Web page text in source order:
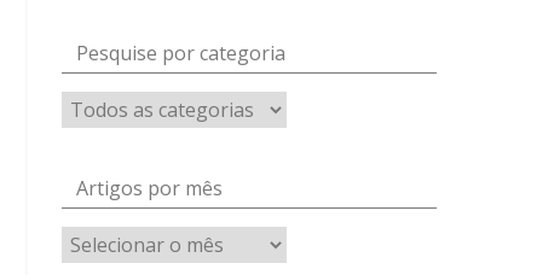
Pesquise por categoria
Artigos por mês
Artigos
por